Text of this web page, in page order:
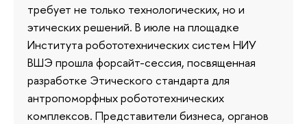
требует не только технологических, но и
этических решений. В июле на площадке
Института робототехнических систем НИУ
ВШЭ прошла форсайт-сессия, посвященная
разработке Этического стандарта для
антропоморфных робототехнических
комплексов. Представители бизнеса, органов